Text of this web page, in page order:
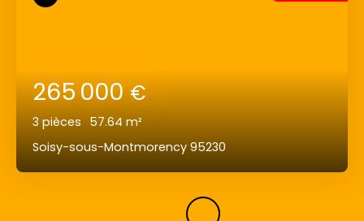
265 000€
3 pièces 57.64 m²
Soisy-sous-Montmorency 95230